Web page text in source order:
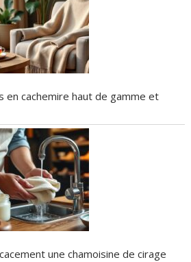
en cachemire haut de gamme et
une chamoisine de cirage